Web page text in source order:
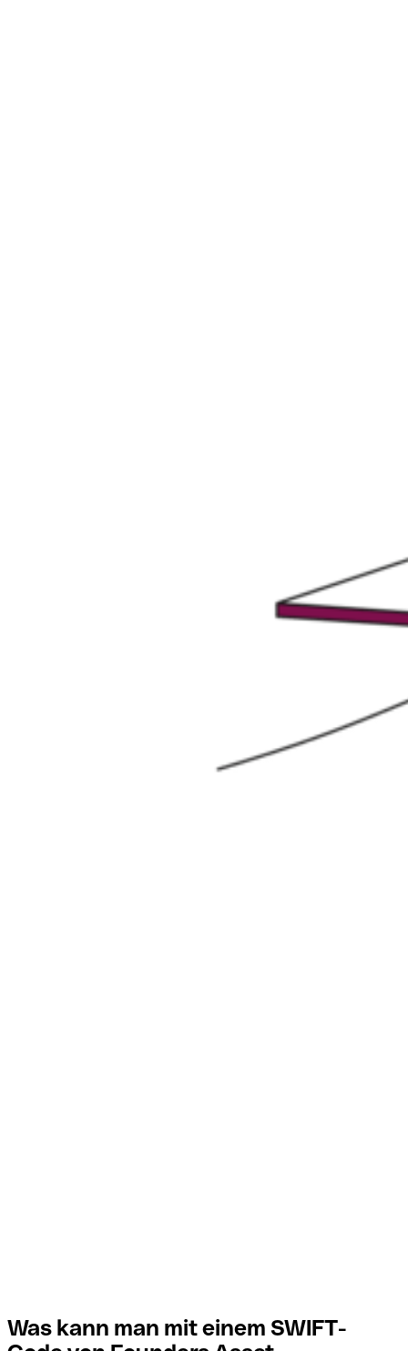
Was kann man mit einem SWIFT-